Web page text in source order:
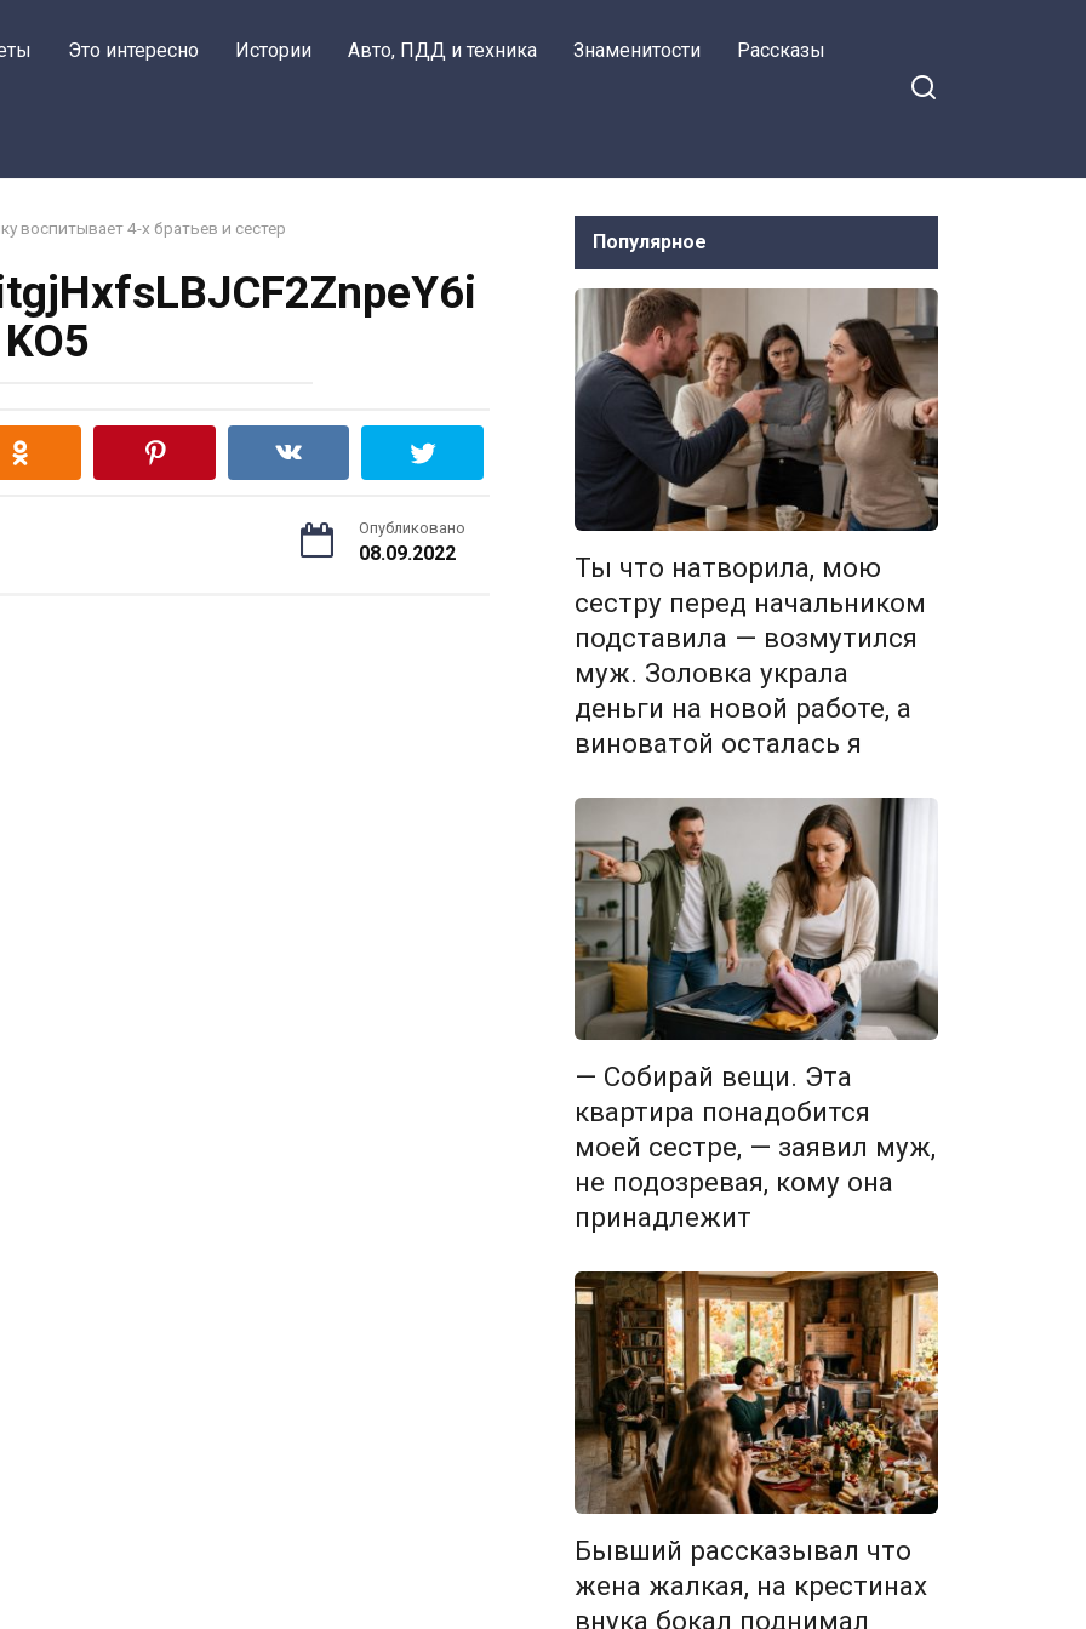
Это интересно Истории Авто, ПДД и техника Знаменитости Рассказы
воспитывает 4-х братьев и сестер
KO5
Опубликовано
08.09.2022
Популярное
Ты что натворила, мою
сестру перед начальником
подставила — возмутился
муж. Золовка украла
деньги на новой работе, а
виноватой осталась я
— Собирай вещи. Эта
квартира понадобится
моей сестре, — заявил муж,
не подозревая, кому она
принадлежит
Бывший рассказывал что
жена жалкая, на крестинах
внука бокал поднимал